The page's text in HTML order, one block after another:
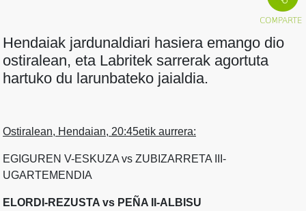
Hendaiak jardunaldiari hasiera emango dio
ostiralean, eta Labritek sarrerak agortuta
hartuko du larunbateko jaialdia.
Ostiralean, Hendaian, 20:45etik aurrera:
EGIGUREN V-ESKUZA vs ZUBIZARRETA III-
UGARTEMENDIA
ELORDI-REZUSTA vs PEÑA II-ALBISU